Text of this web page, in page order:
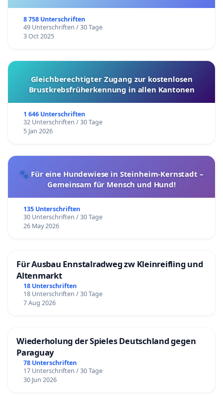
8 758 Unterschriften
49 Unterschriften / 30 Tage
3 Oct 2025
Gleichberechtigter Zugang zur kostenlosen
Brustkrebsfrüherkennung in allen Kantonen
1 646 Unterschriften
32 Unterschriften / 30 Tage
5 Jan 2026
🐾 Für eine Hundewiese in Steinheim-Kernstadt –
Gemeinsam für Mensch und Hund!
135 Unterschriften
30 Unterschriften / 30 Tage
26 May 2026
Für Ausbau Ennstalradweg zw Kleinreifling und
Altenmarkt
18 Unterschriften
18 Unterschriften / 30 Tage
7 Aug 2026
Wiederholung der Spieles Deutschland gegen
Paraguay
78 Unterschriften
17 Unterschriften / 30 Tage
30 Jun 2026